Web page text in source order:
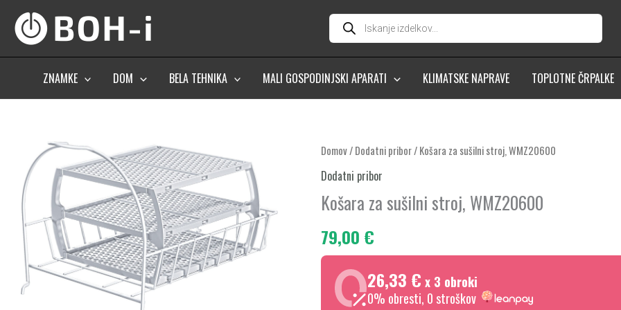
content
Products
search
ZNAMKE DOM BELA TEHNIKA MALI GOSPODINJSKI APARATI KLIMATSKE NAPRAVE TOPLOTNE ČRPALKE
Domov/Dodatni pribor/ Košara za sušilni stroj, WMZ20600
Dodatni pribor
Košara za sušilni stroj, WMZ20600
79,00 €
26,33 € x 3 obroki
0% obresti, 0 stroškov
Košara
za
stroj,
WMZ20600
količina